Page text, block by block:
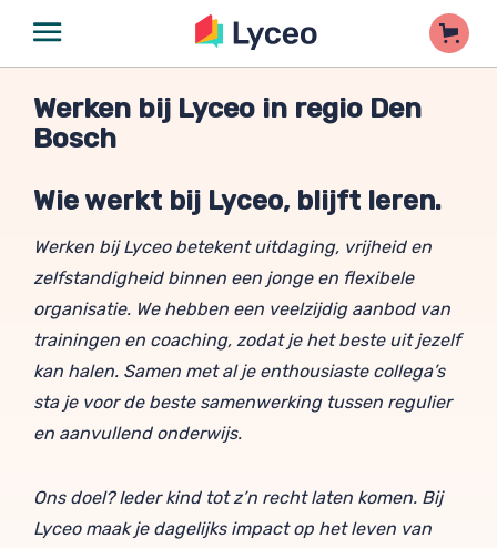
Werken bij Lyceo in regio Den
Bosch
Wie werkt bij Lyceo, blijft leren.
Werken bij Lyceo betekent uitdaging, vrijheid en
zelfstandigheid binnen een jonge en flexibele
organisatie. We hebben een veelzijdig aanbod van
trainingen en coaching, zodat je het beste uit jezelf
kan halen. Samen met al je enthousiaste collega’s
sta je voor de beste samenwerking tussen regulier
en aanvullend onderwijs.
Ons doel? Ieder kind tot z’n recht laten komen. Bij
Lyceo maak je dagelijks impact op het leven van